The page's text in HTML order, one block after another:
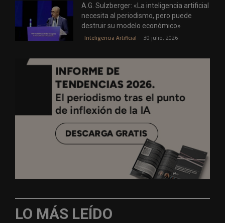
A.G. Sulzberger: «La inteligencia artificial
necesita al periodismo, pero puede
destruir su modelo económico»
Inteligencia Artificial 30 julio, 2026
LO MÁS LEÍDO